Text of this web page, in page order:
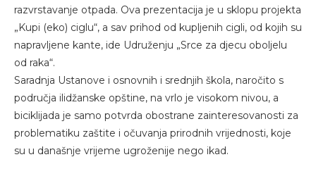
razvrstavanje otpada. Ova prezentacija je u sklopu projekta
„Kupi (eko) ciglu“, a sav prihod od kupljenih cigli, od kojih su
napravljene kante, ide Udruženju „Srce za djecu oboljelu
od raka“.
Saradnja Ustanove i osnovnih i srednjih škola, naročito s
područja ilidžanske opštine, na vrlo je visokom nivou, a
biciklijada je samo potvrda obostrane zainteresovanosti za
problematiku zaštite i očuvanja prirodnih vrijednosti, koje
su u današnje vrijeme ugroženije nego ikad.